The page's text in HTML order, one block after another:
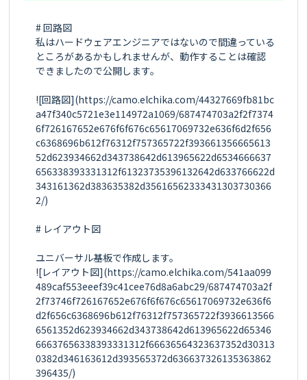
# 回路図
私はハードウェアエンジニアではないので間違っている
ところがあるかもしれませんが、動作することは確認
できましたので公開します。
![回路図](https://camo.elchika.com/44327669fb81bc
a47f340c5721e3e114972a1069/687474703a2f2f7374
6f726167652e676f6f676c65617069732e636f6d2f656
c6368696b612f76312f757365722f393661356665613
52d623934662d343738642d613965622d6534666637
656338393331312f61323735396132642d633766622d
343161362d383635382d35616562333431303730366
2/)
# レイアウト図
ユニバーサル基板で作成します。
![レイアウト図](https://camo.elchika.com/541aa099
489caf553eeef39c41cee76d8a6abc29/687474703a2f
2f73746f726167652e676f6f676c65617069732e636f6
d2f656c6368696b612f76312f757365722f3936613566
6561352d623934662d343738642d613965622d65346
66637656338393331312f66636564323637352d30313
0382d346163612d393565372d636637326135363862
396435/)